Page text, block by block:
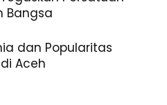
Bangsa
dan Popularitas
Aceh